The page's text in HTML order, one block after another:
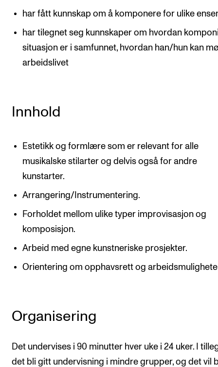
har fått kunnskap om å komponere for ulike
har tilegnet seg kunnskaper om hvordan
situasjon er i samfunnet, hvordan han/hun kan
arbeidslivet
Innhold
Estetikk og formlære som er relevant for alle
musikalske stilarter og delvis også for andre
kunstarter.
Arrangering/Instrumentering.
Forholdet mellom ulike typer improvisasjon og
komposisjon.
Arbeid med egne kunstneriske prosjekter.
Orientering om opphavsrett og
Organisering
Det undervises i 90 minutter hver uke i 24 uker. I
det bli gitt undervisning i mindre grupper, og det vil